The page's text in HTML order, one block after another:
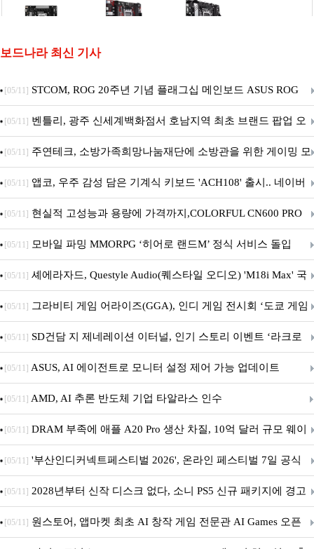
보드나라 최신 기사
[05/11] STCOM, ROG 20주년 기념 플래그십 메인보드 ASUS ROG
Crosshair X870E EDITION 20 국내 출시 예정
[05/11] 벤틀리, 광주 신세계백화점서 호남지역 최초 브랜드 팝업 오
픈
[05/11] 주연테크, 소방가족희망나눔재단에 소방관을 위한 게이밍 모
니터·스마트 펫 침대 기부
[05/11] 앱코, 우주 감성 담은 기계식 키보드 'ACH108' 출시.. 네이버
브랜드데이 기획전 진행
[05/11] 현실적 고성능과 용량에 가격까지,COLORFUL CN600 PRO
M.2 NVMe 디앤디컴 1TB
[05/11] 모바일 파밍 MMORPG ‘히어로 랜드M’ 정식 서비스 돌입
[05/11] 셰에라자드, Questyle Audio(퀘스타일 오디오) 'M18i Max' 국
내 정식 출시
[05/11] 그라비티 게임 어라이즈(GGA), 인디 게임 전시회 ‘도쿄 게임
던전 13’ 참가!
[05/11] SD건담 지 제네레이션 이터널, 인기 스토리 이벤트 ‘라크로
아의 용사’ 재개최 및 풍성한 기념 이벤트 실시!
[05/11] ASUS, AI 에이전트로 모니터 설정 제어 가능 업데이트
[05/11] AMD, AI 추론 반도체 기업 타알라스 인수
[05/11] DRAM 부족에 애플 A20 Pro 생산 차질, 10억 달러 규모 웨이
퍼 대기
[05/11] '부산인디커넥트페스티벌 2026', 온라인 페스티벌 7일 공식
개막... 22일간 진행
[05/11] 2028년부터 신작 디스크 없다, 소니 PS5 신규 패키지에 경고
문 추가
[05/11] 원스토어, 앱마켓 최초 AI 창작 게임 전문관 AI Games 오픈